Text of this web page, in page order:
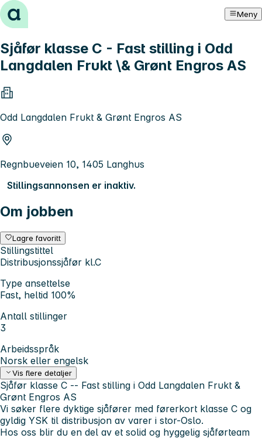
Hopp til innhold Meny
Sjåfør klasse C - Fast stilling i Odd
Langdalen Frukt \& Grønt Engros AS
Odd Langdalen Frukt & Grønt Engros AS
Regnbueveien 10, 1405 Langhus
Stillingsannonsen er inaktiv.
Om jobben
Lagre favoritt
Stillingstittel
Distribusjonssjåfør kl.C
Type ansettelse
Fast, heltid 100%
Antall stillinger
3
Arbeidsspråk
Norsk eller engelsk
Vis flere detaljer
Sjåfør klasse C -- Fast stilling i Odd Langdalen Frukt &
Grønt Engros AS
Vi søker flere dyktige sjåfører med førerkort klasse C og
gyldig YSK til distribusjon av varer i stor-Oslo.
Hos oss blir du en del av et solid og hyggelig sjåførteam